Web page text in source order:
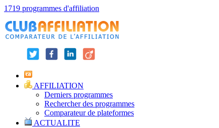
1719 programmes d'affiliation
AFFILIATION
Derniers programmes
Rechercher des programmes
Comparateur de plateformes
ACTUALITE